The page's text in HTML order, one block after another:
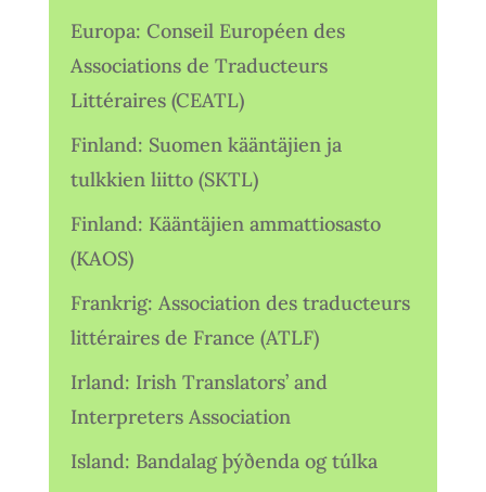
Europa: Conseil Européen des
Associations de Traducteurs
Littéraires (CEATL)
Finland: Suomen kääntäjien ja
tulkkien liitto (SKTL)
Finland: Kääntäjien ammattiosasto
(KAOS)
Frankrig: Association des traducteurs
littéraires de France (ATLF)
Irland: Irish Translators’ and
Interpreters Association
Island: Bandalag þýðenda og túlka